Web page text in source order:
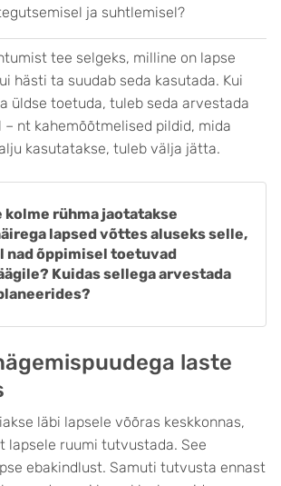
ja suhtlemisel?
tee selgeks, milline on lapse
hästi ta suudab seda kasutada. Kui
üldse toetuda, tuleb seda arvestada
nt kahemõõtmelised pildid, mida
kasutatakse, tuleb välja jätta.
kolme rühma jaotatakse
lapsed võttes aluseks selle,
nad õppimisel toetuvad
Kuidas sellega arvestada
laste
läbi lapsele võõras keskkonnas,
lapsele ruumi tutvustada. See
ebakindlust. Samuti tutvusta ennast